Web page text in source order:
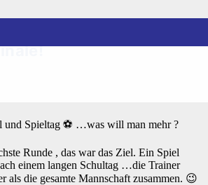
im
und Spieltag ⚽️ …was will man mehr ?
Runde , das war das Ziel. Ein Spiel
einem langen Schultag …die Trainer
als die gesamte Mannschaft zusammen. 😉